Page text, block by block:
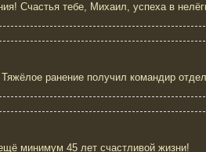
Счастья тебе, Михаил, успеха в
ранение получил командир
минимум 45 лет счастливой жизни!